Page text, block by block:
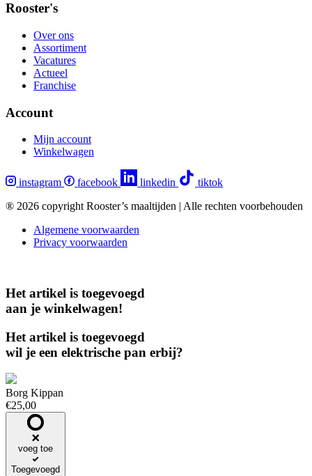
Rooster's
Over ons
Assortiment
Vacatures
Actueel
Franchise
Account
Mijn account
Winkelwagen
instagram facebook linkedin
tiktok
® 2026 copyright Rooster’s maaltijden | Alle rechten voorbehouden
Algemene voorwaarden
Privacy voorwaarden
Het artikel is toegevoegd
aan je winkelwagen!
Het artikel is toegevoegd
wil je een elektrische pan erbij?
Borg Kippan
€25,00
voeg toe
Toegevoegd